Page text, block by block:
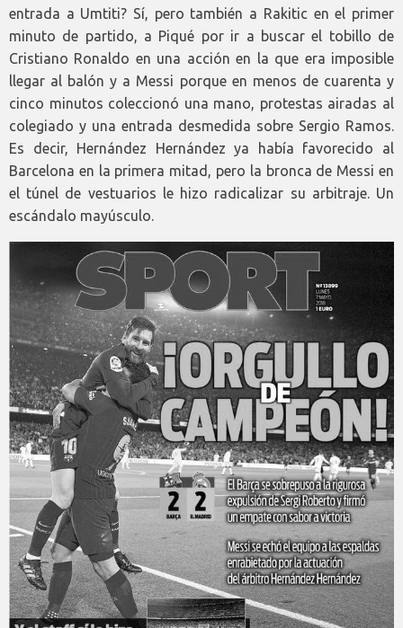
entrada a Umtiti? Sí, pero también a Rakitic en el primer
minuto de partido, a Piqué por ir a buscar el tobillo de
Cristiano Ronaldo en una acción en la que era imposible
llegar al balón y a Messi porque en menos de cuarenta y
cinco minutos coleccionó una mano, protestas airadas al
colegiado y una entrada desmedida sobre Sergio Ramos.
Es decir, Hernández Hernández ya había favorecido al
Barcelona en la primera mitad, pero la bronca de Messi en
el túnel de vestuarios le hizo radicalizar su arbitraje. Un
escándalo mayúsculo.